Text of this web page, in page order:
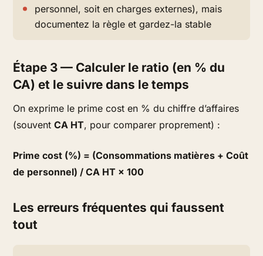
personnel, soit en charges externes), mais
documentez la règle et gardez-la stable
Étape 3 — Calculer le ratio (en % du
CA) et le suivre dans le temps
On exprime le prime cost en % du chiffre d’affaires
(souventCA HT, pour comparer proprement) :
Prime cost (%) = (Consommations matières + Coût
de personnel) / CA HT × 100
Les erreurs fréquentes qui faussent
tout